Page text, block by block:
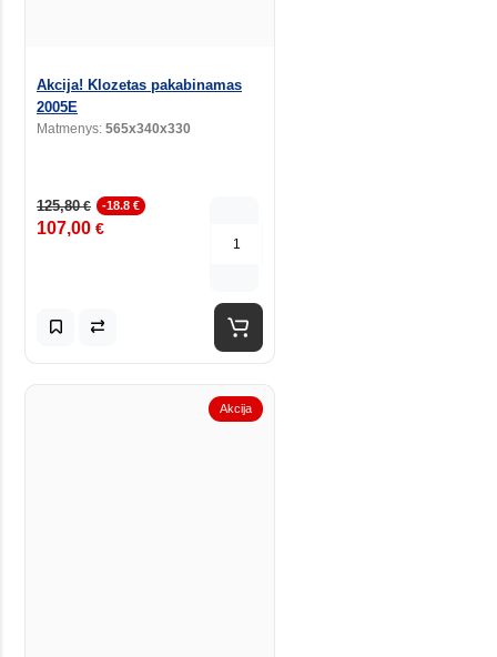
Akcija! Klozetas pakabinamas
2005E
Matmenys: 565x340x330
125,80€ -18.8 €
107,00 €
Akcija